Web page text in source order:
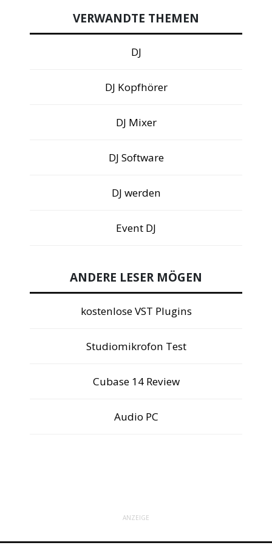
VERWANDTE THEMEN
DJ
DJ Kopfhörer
DJ Mixer
DJ Software
DJ werden
Event DJ
ANDERE LESER MÖGEN
kostenlose VST Plugins
Studiomikrofon Test
Cubase 14 Review
Audio PC
ANZEIGE